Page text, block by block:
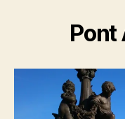
Pont